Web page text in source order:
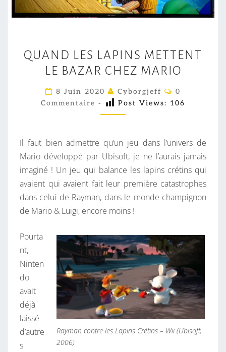
U
A
D
L
S
L
A
P
I
N
M
E
T
T
E
N
T
L
QUAND LES LAPINS METTENT
LE BAZAR CHEZ MARIO
8 Juin 2020 Cyborgjeff
C
M
A
I
R
E
0
Commentaire - Post Views: 106
Il faut bien admettre qu’un jeu dans l’univers de
Mario développé par Ubisoft, je ne l’aurais jamais
imaginé ! Un jeu qui balance les lapins crétins qui
avaient qui avaient fait leur première catastrophes
dans celui de Rayman, dans le monde champignon
de Mario & Luigi, encore moins !
Rayman contre les Lapins Crétins – Wii (Ubisoft,
2006)
Pourta
nt,
Ninten
do
avait
déjà
laissé
d’autre
s